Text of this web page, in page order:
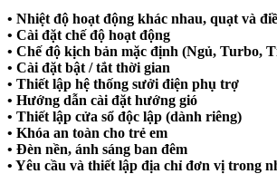
• Nhiệt độ hoạt động khác nhau, quạt và
• Cài đặt chế độ hoạt động
• Chế độ kịch bản mặc định (Ngủ, Turbo,
• Cài đặt bật / tắt thời gian
• Thiết lập hệ thống sưởi điện phụ trợ
• Hướng dẫn cài đặt hướng gió
• Thiết lập cửa sổ độc lập (dành riêng)
• Khóa an toàn cho trẻ em
• Đèn nền, ánh sáng ban đêm
• Yêu cầu và thiết lập địa chỉ đơn vị trong